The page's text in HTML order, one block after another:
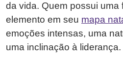
da vida. Quem possui uma
elemento em seu mapa
emoções intensas, uma
uma inclinação à liderança.